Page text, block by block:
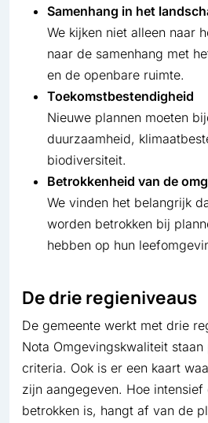
Samenhang in het
We kijken niet alleen naar
naar de samenhang met
en de openbare ruimte.
Toekomstbestendigheid
Nieuwe plannen moeten
duurzaamheid,
biodiversiteit.
Betrokkenheid van de
We vinden het belangrijk
worden betrokken bij
hebben op hun
De drie regieniveaus
De gemeente werkt met drie
Nota Omgevingskwaliteit
criteria. Ook is er een kaart
zijn aangegeven. Hoe intensief
betrokken is, hangt af van de